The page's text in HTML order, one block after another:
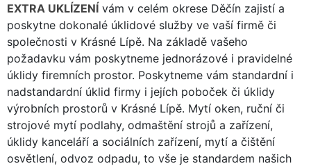
EXTRA UKLÍZENÍ vám v celém okrese Děčín zajistí a
poskytne dokonalé úklidové služby ve vaší firmě či
společnosti v Krásné Lípě. Na základě vašeho
požadavku vám poskytneme jednorázové i pravidelné
úklidy firemních prostor. Poskytneme vám standardní i
nadstandardní úklid firmy i jejích poboček či úklidy
výrobních prostorů v Krásné Lípě. Mytí oken, ruční či
strojové mytí podlahy, odmaštění strojů a zařízení,
úklidy kanceláří a sociálních zařízení, mytí a čištění
osvětlení, odvoz odpadu, to vše je standardem našich